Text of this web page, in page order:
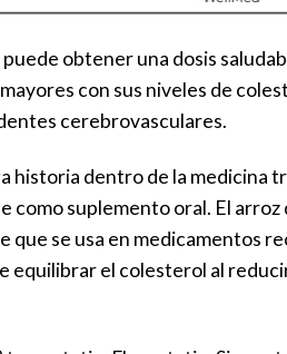
obtener una dosis
con sus niveles de
cerebrovasculares.
historia dentro de la medicina
suplemento oral. El arroz
se usa en medicamentos
el colesterol al